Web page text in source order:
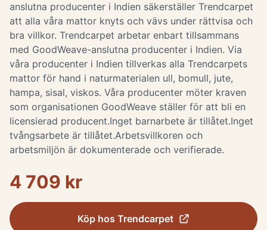
anslutna producenter i Indien säkerställer Trendcarpet
att alla våra mattor knyts och vävs under rättvisa och
bra villkor. Trendcarpet arbetar enbart tillsammans
med GoodWeave-anslutna producenter i Indien. Via
våra producenter i Indien tillverkas alla Trendcarpets
mattor för hand i naturmaterialen ull, bomull, jute,
hampa, sisal, viskos. Våra producenter möter kraven
som organisationen GoodWeave ställer för att bli en
licensierad producent.Inget barnarbete är tillåtet.Inget
tvångsarbete är tillåtet.Arbetsvillkoren och
arbetsmiljön är dokumenterade och verifierade.
4 709 kr
Köp hos Trendcarpet